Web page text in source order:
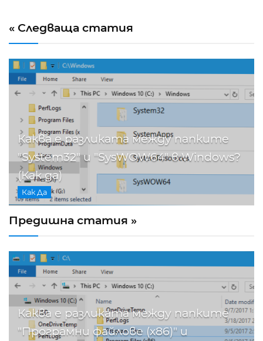
« Следваща статия
Каква е разликата между папките
"System32" и "SysWOW64" в Windows?
(Как да)
Как Да
Предишна статия »
Каква е разликата между папките
"Програмни файлове (x86)" и